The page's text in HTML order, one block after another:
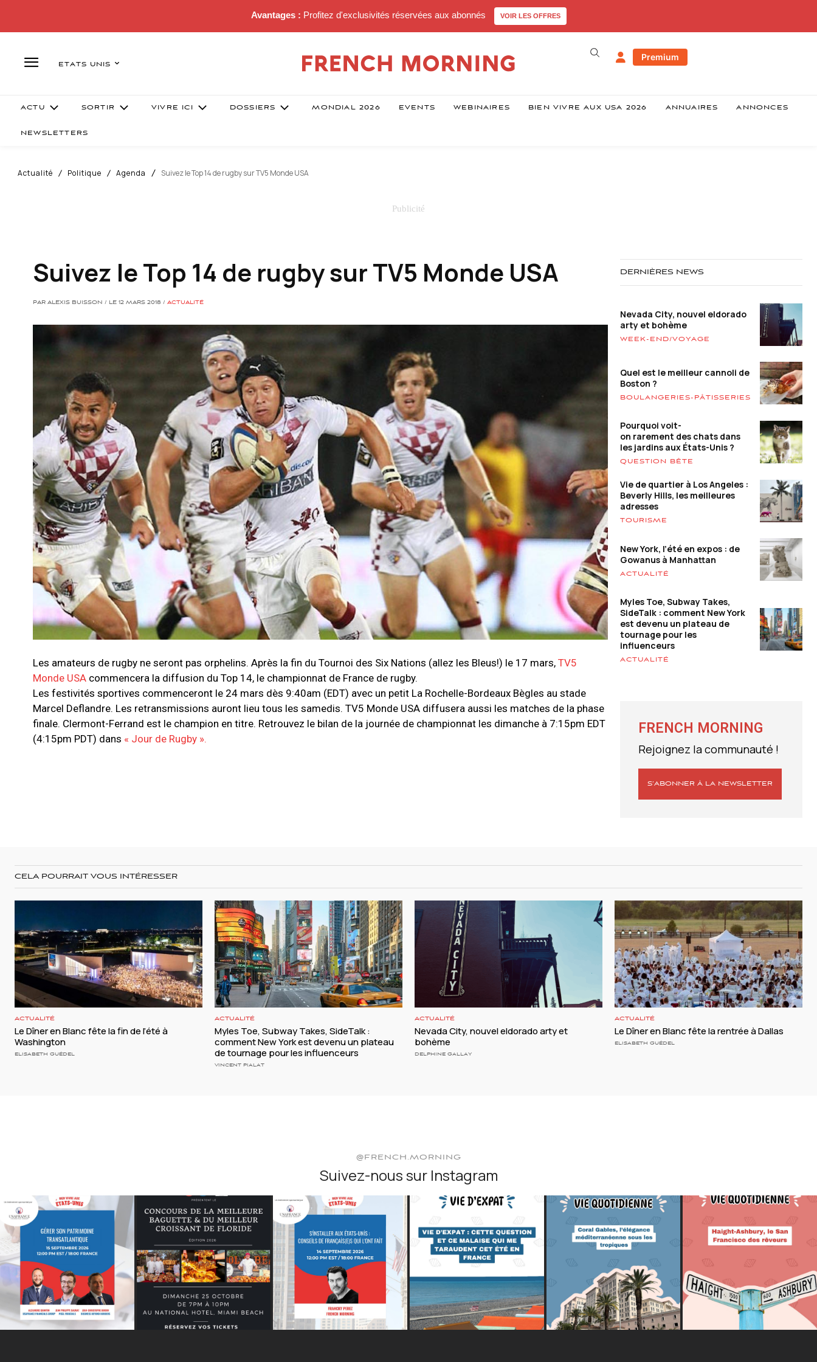
Avantages : Profitez d'exclusivités réservées aux abonnés VOIR LES OFFRES
ETATS UNIS
Premium
ACTU SORTIR VIVRE ICI DOSSIERS MONDIAL 2026 EVENTS WEBINAIRES BIEN VIVRE AUX USA 2026 ANNUAIRES ANNONCES
NEWSLETTERS
Actualité Politique Agenda Suivez le Top 14 de rugby sur TV5 Monde USA
Suivez le Top 14 de rugby sur TV5 Monde USA
PAR ALEXIS BUISSON / LE 12 MARS 2018 / ACTUALITÉ
Les amateurs de rugby ne seront pas orphelins. Après la fin du Tournoi des Six Nations (allez les Bleus!) le 17 mars, TV5
Monde USA commencera la diffusion du Top 14, le championnat de France de rugby.
Les festivités sportives commenceront le 24 mars dès 9:40am (EDT) avec un petit La Rochelle-Bordeaux Bègles au stade
Marcel Deflandre. Les retransmissions auront lieu tous les samedis. TV5 Monde USA diffusera aussi les matches de la phase
finale. Clermont-Ferrand est le champion en titre. Retrouvez le bilan de la journée de championnat les dimanche à 7:15pm EDT
(4:15pm PDT) dans « Jour de Rugby ».
DERNIÈRES NEWS
Nevada City, nouvel eldorado
arty et bohème
WEEK-END/VOYAGE
Quel est le meilleur cannoli de
Boston ?
BOULANGERIES-PÂTISSERIES
Pourquoi voit-
on rarement des chats dans
les jardins aux États-Unis ?
QUESTION BÊTE
Vie de quartier à Los Angeles :
Beverly Hills, les meilleures
adresses
TOURISME
New York, l’été en expos : de
Gowanus à Manhattan
ACTUALITÉ
Myles Toe, Subway Takes,
SideTalk : comment New York
est devenu un plateau de
tournage pour les
influenceurs
ACTUALITÉ
FRENCH MORNING
Rejoignez la communauté !
S’ABONNER À LA NEWSLETTER
CELA POURRAIT VOUS INTÉRESSER
ACTUALITÉ
Le Dîner en Blanc fête la fin de l’été à
Washington
ELISABETH GUÉDEL
ACTUALITÉ
Myles Toe, Subway Takes, SideTalk :
comment New York est devenu un plateau
de tournage pour les influenceurs
VINCENT PIALAT
ACTUALITÉ
Nevada City, nouvel eldorado arty et
bohème
DELPHINE GALLAY
ACTUALITÉ
Le Dîner en Blanc fête la rentrée à Dallas
ELISABETH GUÉDEL
@FRENCH.MORNING
Suivez-nous sur Instagram